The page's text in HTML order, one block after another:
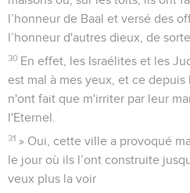
l’honneur de Baal et versé des
l’honneur d'autres dieux, de
30 En effet, les Israélites et les
est mal à mes yeux, et ce
n'ont fait que m'irriter par leur
l'Eternel.
31 » Oui, cette ville a provoqué
le jour où ils l’ont construite
veux plus la voir